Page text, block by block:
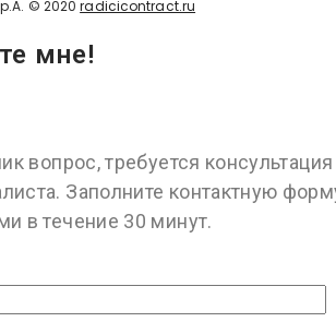
© 2020radicicontract.ru
мне!
вопрос, требуется
Заполните контактную
в течение 30 минут.